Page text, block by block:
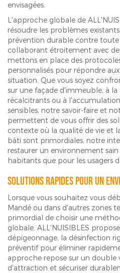
envisagées.
L'approche globale de
résoudre les problèmes
prévention durable contre
collaborant étroitement avec
mettons en place des
personnalisés pour répondre
situation. Que vous soyez
sur une façade d'immeuble, à
récalcitrants ou à
sensibles, notre savoir-faire et
permettent de vous offrir des
contexte où la qualité de vie et
bâti sont primordiales, notre
restaurer un environnement
habitants que pour les usagers
Solutions rapides pour un
Lorsque vous souhaitez vous
Mandé ou dans d'autres zones
primordial de choisir une
globale. ALL'NUISIBLES
dépigeonnage, la désinfection
préventif pour éliminer
approche repose sur un double
d'attraction et sécuriser